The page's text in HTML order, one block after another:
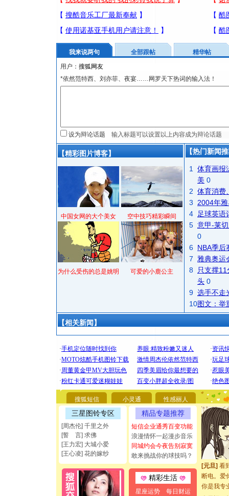
我来说两句 全部跟帖
精华帖
用户：
*依然范特西、刘亦菲、夜宴……网罗天下热词的输入法！
设为辩论话题
【精彩图片博客】
中国女网的大个美女 空中技巧精彩瞬间
为什么受伤的总是姚明 可爱的小鹿公主
【热门新闻
1
体育画报
美 0
2 体育消费
3
2004年
4
足球英语
5 意甲-莱
0
6 NBA季后
7
雅典奥运
8
只支撑
头 0
9 选手不走
10图文：举
【相关新闻】
搜狐短信 小灵通 性感丽人
三星图铃专区
[周杰伦] 千里之外
[誓 言] 求佛
[王力宏] 大城小爱
[王心凌] 花的嫁纱
精品专题推荐
短信企业通秀百变功能
浪漫情怀一起漫步音乐
同城约会今夜告别寂寞
敢来挑战你的球技吗？
精彩生活
星座运势 每日财运
[圣诞节]
你太多，
要平安
[圣诞节]
能正大光
都要快乐
[圣诞节]
如意,快
[元旦] 看
断电。爱
你是我专